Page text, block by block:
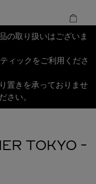
の取り扱いはございま
ィックをご利用くださ
置きを承っておりませ
さい。
TOKYO -